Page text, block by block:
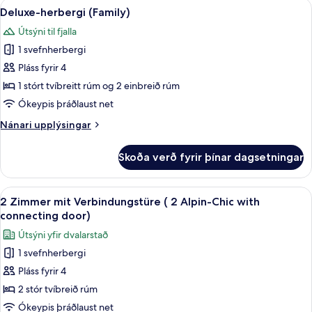
people)
Skoða
allar
myndir
fyrir
Deluxe-
herbergi
(Family)
3
Deluxe-herbergi (Family)
Útsýni til fjalla
1 svefnherbergi
Pláss fyrir 4
1 stórt tvíbreitt rúm og 2 einbreið rúm
Ókeypis þráðlaust net
Nánari upplýsingar
Nánari
herbergi
(Family)
Skoða verð fyrir þínar dagsetningar
Skoða
allar
myndir
fyrir
2
Zimmer
mit
Verbindungstüre
2 Zimmer mit Verbindungstüre ( 2
6
2 Zimmer mit Verbindungstüre ( 2 Alpin-Chic with
connecting door)
Útsýni yfir dvalarstað
1 svefnherbergi
Pláss fyrir 4
2 stór tvíbreið rúm
Ókeypis þráðlaust net